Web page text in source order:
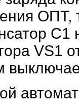
ОПТ,
С1
VS1